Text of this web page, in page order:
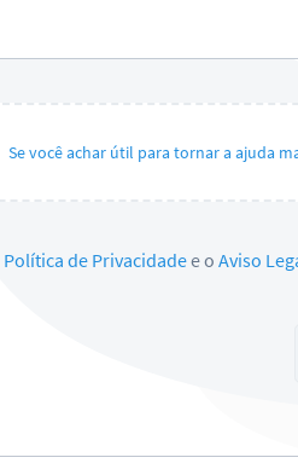
Se você achar útil para tornar a ajuda
Política de Privacidadee o Aviso